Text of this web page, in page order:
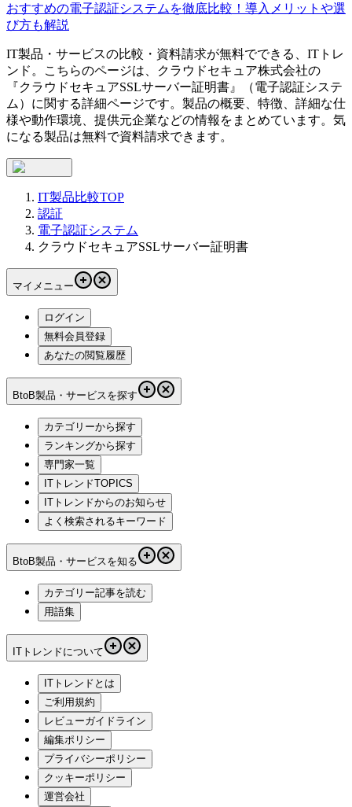
おすすめの電子認証システムを徹底比較！導入メリットや選
び方も解説
IT製品・サービスの比較・資料請求が無料でできる、ITトレ
ンド。こちらのページは、
クラウドセキュア株式会社の
『クラウドセキュアSSLサーバー証明書 』（電子認証システ
ム ）に関する詳細ページです。製品の概要、特徴、詳細な仕
様や動作環境、提供元企業などの情報をまとめています。気
になる製品は無料で資料請求できます。
IT製品比較TOP
認証
電子認証システム
クラウドセキュアSSLサーバー証明書
マイメニュー
ログイン
無料会員登録
あなたの閲覧履歴
BtoB製品・サービスを探す
カテゴリーから探す
ランキングから探す
専門家一覧
ITトレンドTOPICS
ITトレンドからのお知らせ
よく検索されるキーワード
BtoB製品・サービスを知る
カテゴリー記事を読む
用語集
ITトレンドについて
ITトレンドとは
ご利用規約
レビューガイドライン
編集ポリシー
プライバシーポリシー
クッキーポリシー
運営会社